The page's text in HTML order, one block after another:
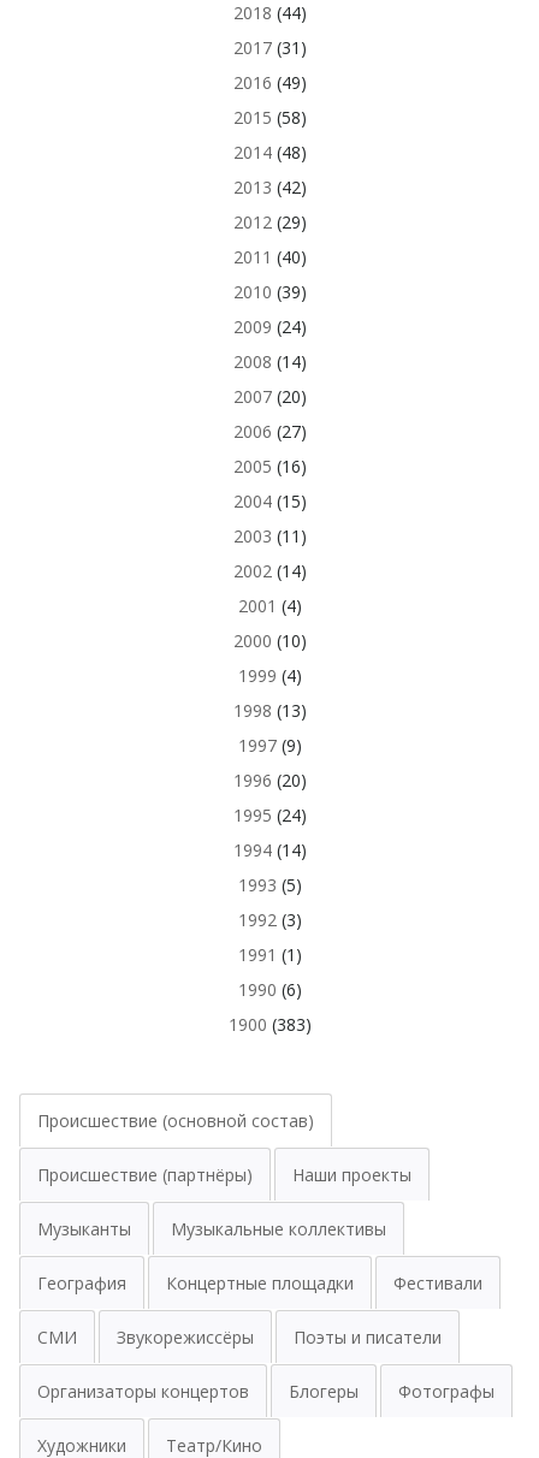
2018 (44)
2017(31)
2016 (49)
2015 (58)
2014(48)
2013 (42)
2012(29)
2011 (40)
2010 (39)
2009 (24)
2008 (14)
2007(20)
2006 (27)
2005 (16)
2004(15)
2003 (11)
2002(14)
2001 (4)
2000 (10)
1999 (4)
1998 (13)
1997(9)
1996 (20)
1995 (24)
1994(14)
1993 (5)
1992(3)
1991 (1)
1990 (6)
1900 (383)
Происшествие (основной состав)
Происшествие (партнёры) Наши проекты
Музыканты Музыкальные коллективы
География Концертные площадки Фестивали
СМИ Звукорежиссёры Поэты и писатели
Организаторы концертов Блогеры Фотографы
Художники Театр/Кино